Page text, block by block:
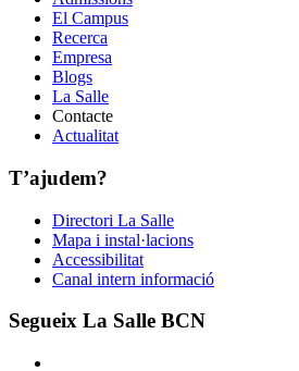
El Campus
Recerca
Empresa
Blogs
La Salle
Contacte
Actualitat
T’ajudem?
Directori La Salle
Mapa i instal·lacions
Accessibilitat
Canal intern informació
Segueix La Salle BCN